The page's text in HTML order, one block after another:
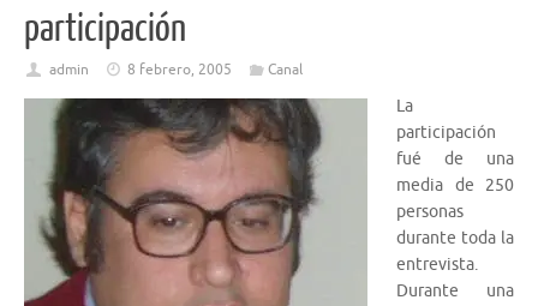
participación
admin 8 febrero, 2005 Canal
La
participación
fué de una
media de 250
personas
durante toda la
entrevista.
Durante una